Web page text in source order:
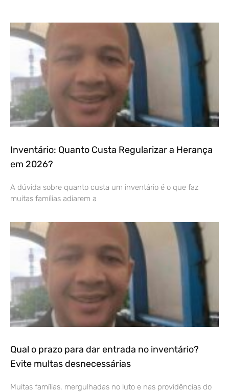
Inventário: Quanto Custa Regularizar a Herança
em 2026?
A dúvida sobre quanto custa um inventário é o que faz
muitas famílias adiarem a
Qual o prazo para dar entrada no inventário?
Evite multas desnecessárias
Muitas famílias, mergulhadas no luto e nas providências do